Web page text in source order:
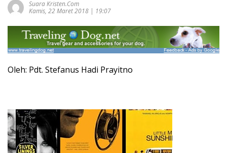
Suara Kristen.com
Kamis, 22 Maret 2018 | 19:07
Oleh: Pdt. Stefanus Hadi Prayitno